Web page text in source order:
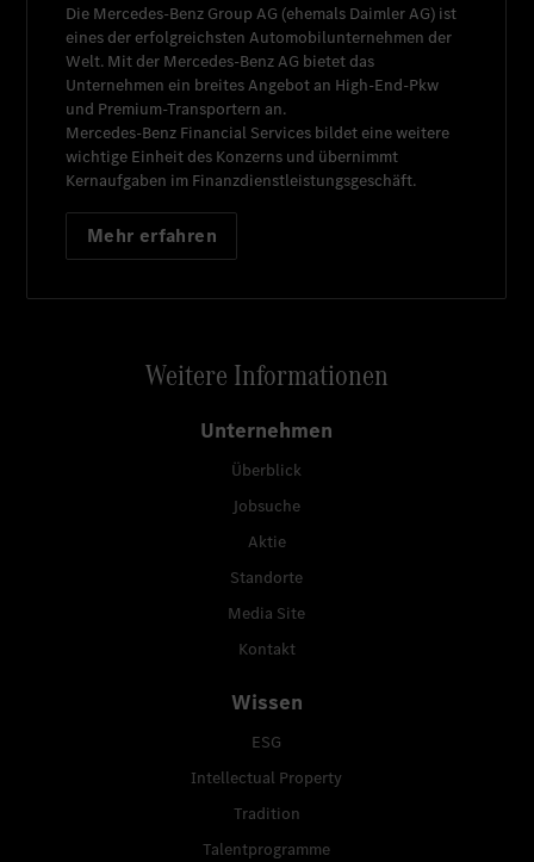
Die Mercedes-Benz Group AG (ehemals Daimler AG) ist
eines der erfolgreichsten Automobilunternehmen der
Welt. Mit der Mercedes-Benz AG bietet das
Unternehmen ein breites Angebot an High-End-Pkw
und Premium-Transportern an.
Mercedes-Benz Financial Services bildet eine weitere
wichtige Einheit des Konzerns und übernimmt
Kernaufgaben im Finanzdienstleistungsgeschäft.
Mehr erfahren
Weitere Informationen
Unternehmen
Überblick
Jobsuche
Aktie
Standorte
Media Site
Kontakt
Wissen
ESG
Intellectual Property
Tradition
Talentprogramme